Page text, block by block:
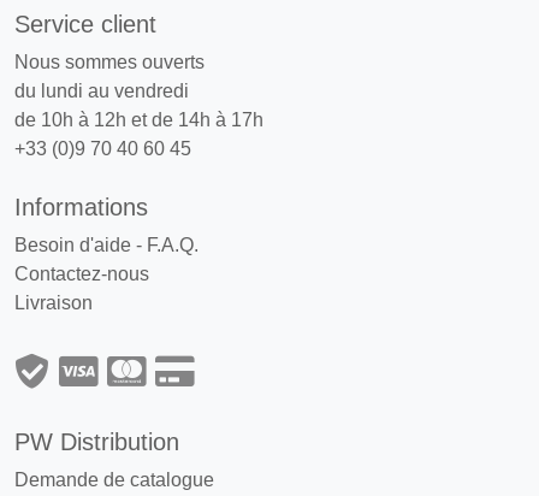
Service client
Nous sommes ouverts
du lundi au vendredi
de 10h à 12h et de 14h à 17h
+33 (0)9 70 40 60 45
Informations
Besoin d'aide - F.A.Q.
Contactez-nous
Livraison
PW Distribution
Demande de catalogue